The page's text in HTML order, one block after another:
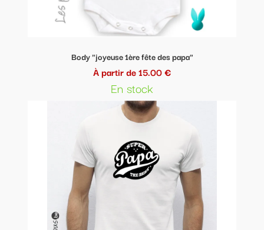
Body "joyeuse 1ère fête des papa"
À partir de 15.00 €
En stock